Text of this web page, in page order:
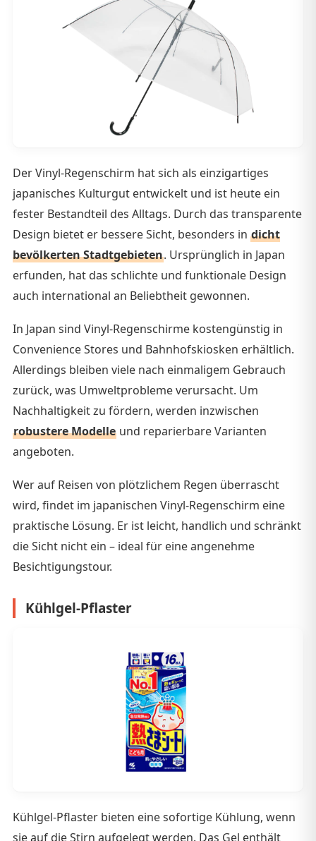
Der Vinyl-Regenschirm hat sich als einzigartiges
japanisches Kulturgut entwickelt und ist heute ein
fester Bestandteil des Alltags. Durch das transparente
Design bietet er bessere Sicht, besonders in dicht
bevölkerten Stadtgebieten. Ursprünglich in Japan
erfunden, hat das schlichte und funktionale Design
auch international an Beliebtheit gewonnen.
In Japan sind Vinyl-Regenschirme kostengünstig in
Convenience Stores und Bahnhofskiosken erhältlich.
Allerdings bleiben viele nach einmaligem Gebrauch
zurück, was Umweltprobleme verursacht. Um
Nachhaltigkeit zu fördern, werden inzwischen
robustere Modelle und reparierbare Varianten
angeboten.
Wer auf Reisen von plötzlichem Regen überrascht
wird, findet im japanischen Vinyl-Regenschirm eine
praktische Lösung. Er ist leicht, handlich und schränkt
die Sicht nicht ein – ideal für eine angenehme
Besichtigungstour.
Kühlgel-Pflaster
Kühlgel-Pflaster bieten eine sofortige Kühlung, wenn
sie auf die Stirn aufgelegt werden. Das Gel enthält